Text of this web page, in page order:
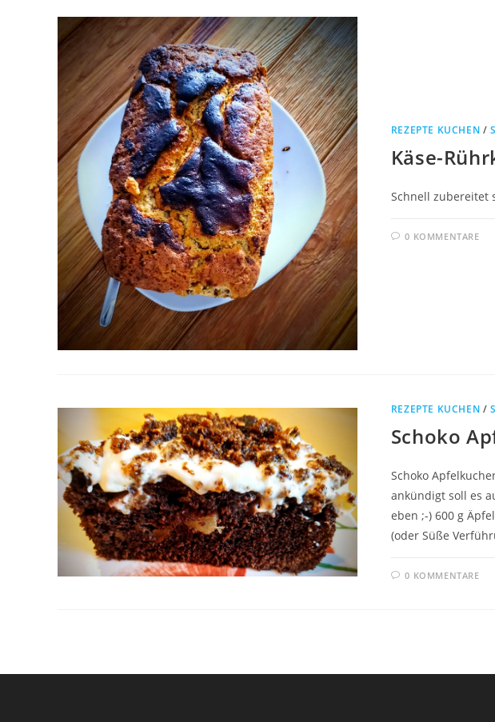
REZEPTE KUCHEN /
Käse-
Schnell zubereitet
0 KOMMENTARE
REZEPTE KUCHEN /
Schoko
Schoko
ankündigt soll es
eben ;-) 600 g
(oder Süße
0 KOMMENTARE